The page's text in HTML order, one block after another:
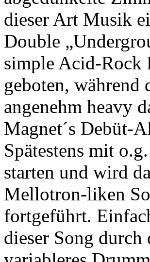
dieser Art Musik
Double
simple Acid-Rock
geboten, während
angenehm heavy
Magnet´s Debüt-
Spätestens mit
starten und wird
Mellotron-liken
fortgeführt.
dieser Song